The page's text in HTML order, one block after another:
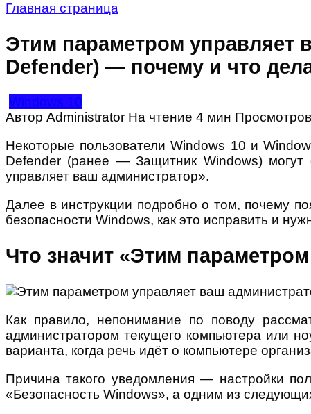
Главная страница
Этим параметром управляет
Defender) — почему и что
Windows 10
Автор Administrator На чтение 4 мин Просмотров
Некоторые пользователи Windows 10 и
Defender (ранее — Защитник Windows) могут
управляет ваш администратор».
Далее в инструкции подробно о том, почему
безопасности Windows, как это исправить и
Что значит «Этим
Как правило, непонимание по поводу
администратором текущего компьютера или
варианта, когда речь идёт о компьютере
Причина такого уведомления — настройки
«Безопасность Windows», а одним из